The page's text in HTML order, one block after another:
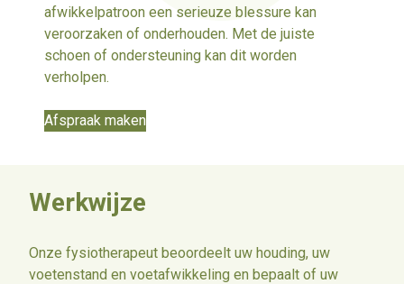
afwikkelpatroon een serieuze blessure kan
veroorzaken of onderhouden. Met de juiste
schoen of ondersteuning kan dit worden
verholpen.
Afspraak maken
Werkwijze
Onze fysiotherapeut beoordeelt uw houding, uw
voetenstand en voetafwikkeling en bepaalt of uw